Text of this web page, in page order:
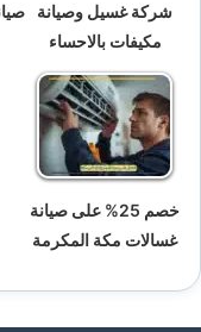
شركة غسيل وصيانة
مكيفات بالاحساء
خصم 25% على صيانة
غسالات مكة المكرمة